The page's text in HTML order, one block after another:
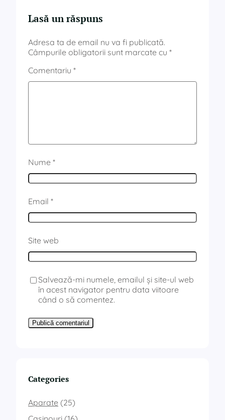
Lasă un răspuns
Adresa ta de email nu va fi publicată.
Câmpurile obligatorii sunt marcate cu *
Comentariu *
Nume *
Email *
Site web
Salvează-mi numele, emailul și site-ul web
în acest navigator pentru data viitoare
când o să comentez.
Categories
Aparate (25)